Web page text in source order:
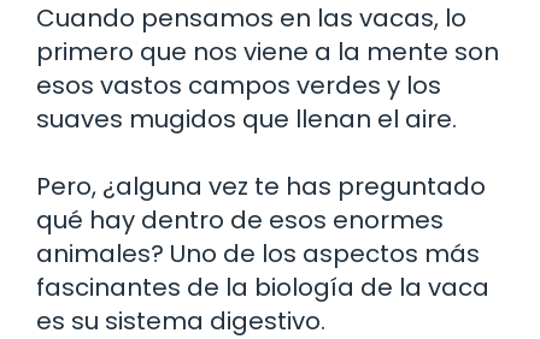
Cuando pensamos en las vacas, lo
primero que nos viene a la mente son
esos vastos campos verdes y los
suaves mugidos que llenan el aire.
Pero, ¿alguna vez te has preguntado
qué hay dentro de esos enormes
animales? Uno de los aspectos más
fascinantes de la biología de la vaca
es su sistema digestivo.